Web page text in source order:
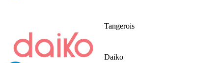
Tangerois
Daiko